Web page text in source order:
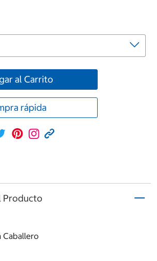
al Carrito
rápida
Producto
Caballero